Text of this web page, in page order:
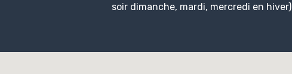
soir dimanche, mardi, mercredi en hiver)